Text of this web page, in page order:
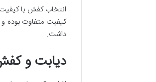
انتخاب کفش با
کیفیت متفاوت بوده
داشت.
دیابت و